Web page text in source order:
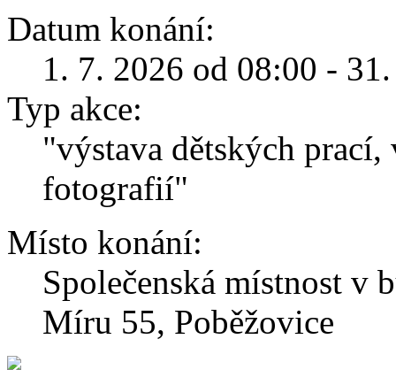
Datum konání:
1. 7. 2026 od 08:00 -
Typ akce:
"výstava dětských
fotografií"
Místo konání:
Společenská místnost v
Míru 55, Poběžovice